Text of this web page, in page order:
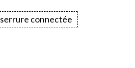
serrure connectée